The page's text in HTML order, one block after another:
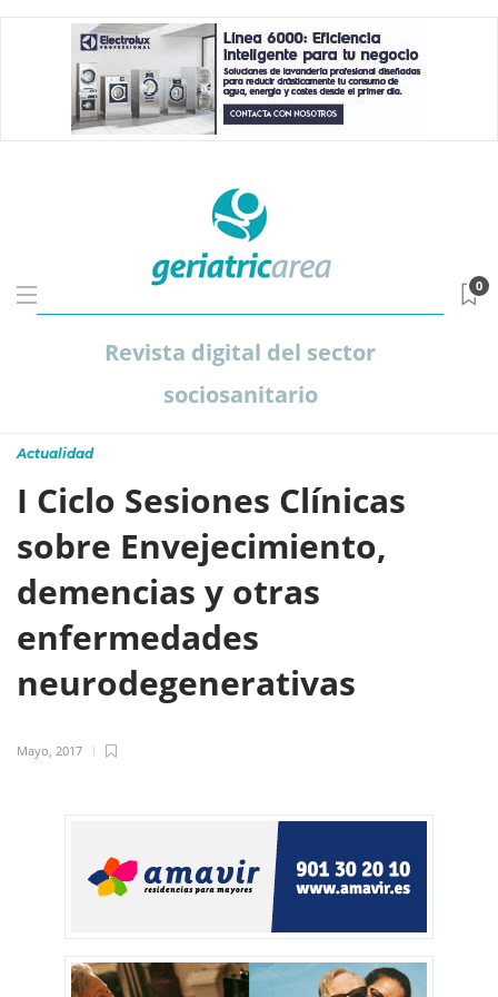
Revista digital del sector
sociosanitario
0
Actualidad
I Ciclo Sesiones Clínicas
sobre Envejecimiento,
demencias y otras
enfermedades
neurodegenerativas
Mayo, 2017